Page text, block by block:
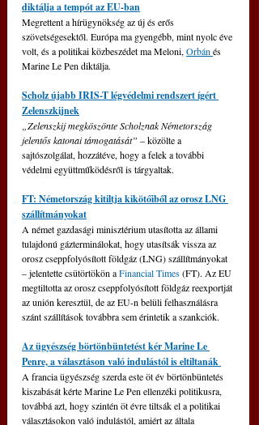
diktálja a tempót az EU-ban
Megrettent a hírügynökség az új és erős
szövetségesektől. Európa ma gyengébb, mint nyolc éve
volt, és a politikai közbeszédet ma Meloni, Orbán és
Marine Le Pen diktálja.
Scholz újabb IRIS-T légvédelmi rendszert ígért
Zelenszkijnek
„Zelenszkij megköszönte Scholznak Németország
jelentős katonai támogatását” – közölte a
sajtószolgálat, hozzátéve, hogy a felek a további
védelmi együttműködésről is tárgyaltak.
FT: Németország kitiltja kikötőiből az orosz LNG
szállítmányokat
A német gazdasági minisztérium utasította az állami
tulajdonú gázterminálokat, hogy utasítsák vissza az
orosz cseppfolyósított földgáz (LNG) szállítmányokat
– jelentette csütörtökön a Financial Times (FT). Az EU
megtiltotta az orosz cseppfolyósított földgáz reexportját
az unión keresztül, de az EU-n belüli felhasználásra
szánt szállítások továbbra sem érintetik a szankciók.
Az ügyészség börtönbüntetést kér Marine Le
Penre, a választáson való indulástól is eltiltanák
A francia ügyészség szerda este öt év börtönbüntetés
kiszabását kérte Marine Le Pen ellenzéki politikusra,
továbbá azt, hogy szintén öt évre tiltsák el a politikai
választásokon való indulástól, amiért az általa